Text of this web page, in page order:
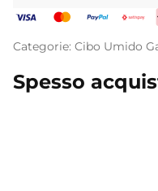
Categorie: Cibo Umido
Spesso